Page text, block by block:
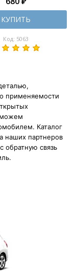
КУПИТЬ
Код: 5063
применяемости
можем
Каталог
наших партнеров
обратную связь